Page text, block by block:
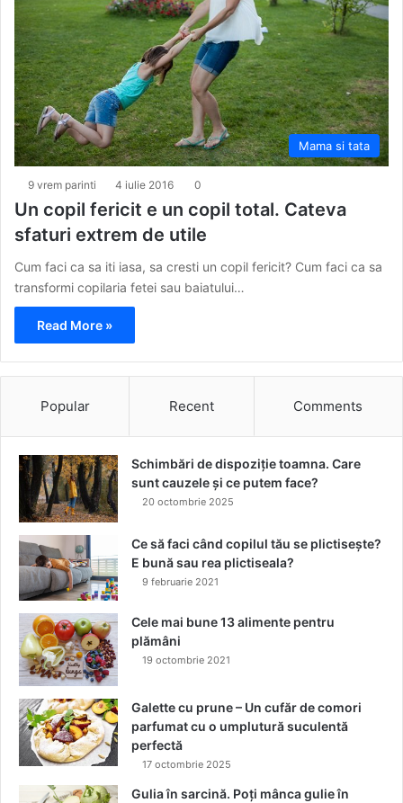
Mama si tata
9 vrem parinti 4 iulie 2016 0
Un copil fericit e un copil total. Cateva
sfaturi extrem de utile
Cum faci ca sa iti iasa, sa cresti un copil fericit? Cum faci ca sa
transformi copilaria fetei sau baiatului…
Read More »
Popular Recent Comments
Schimbări de dispoziție toamna. Care
sunt cauzele și ce putem face?
20 octombrie 2025
Ce să faci când copilul tău se plictisește?
E bună sau rea plictiseala?
9 februarie 2021
Cele mai bune 13 alimente pentru
plămâni
19 octombrie 2021
Galette cu prune – Un cufăr de comori
parfumat cu o umplutură suculentă
perfectă
17 octombrie 2025
Gulia în sarcină. Poți mânca gulie în